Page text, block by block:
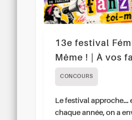
13e festival
Même ! | À vos
CONCOURS
Le festival approche…
chaque année, on a